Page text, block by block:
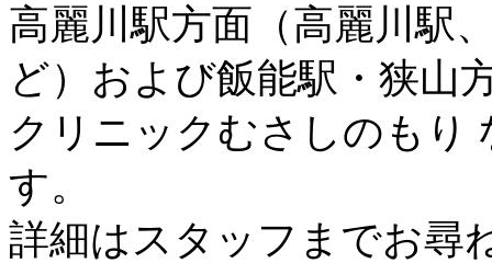
高麗川駅方面（高麗川駅
ど）および飯能駅・狭山
クリニックむさしのもり
す。
詳細はスタッフまでお尋